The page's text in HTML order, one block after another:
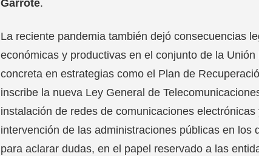
Garrote.
La reciente pandemia también dejó consecuencias
económicas y productivas en el conjunto de la
concreta en estrategias como el Plan de
inscribe la nueva Ley General de
instalación de redes de comunicaciones
intervención de las administraciones públicas en
para aclarar dudas, en el papel reservado a las